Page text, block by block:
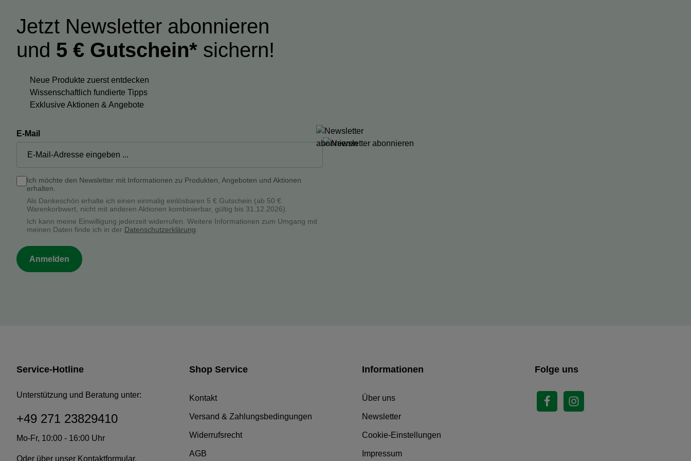
Jetzt Newsletter abonnieren
und 5 € Gutschein* sichern!
Neue Produkte zuerst entdecken
Wissenschaftlich fundierte Tipps
Exklusive Aktionen & Angebote
E-Mail
Ich möchte den Newsletter mit Informationen zu Produkten, Angeboten und Aktionen
erhalten.
Als Dankeschön erhalte ich einen einmalig einlösbaren 5 € Gutschein (ab 50 €
Warenkorbwert, nicht mit anderen Aktionen kombinierbar, gültig bis 31.12.2026).
Ich kann meine Einwilligung jederzeit widerrufen. Weitere Informationen zum Umgang mit
meinen Daten finde ich in der Datenschutzerklärung.
Anmelden
Service-Hotline
Unterstützung und Beratung unter:
+49 271 23829410
Mo-Fr, 10:00 - 16:00 Uhr
Oder über unser Kontaktformular.
Shop Service
Kontakt
Versand & Zahlungsbedingungen
Widerrufsrecht
AGB
Informationen
Über uns
Newsletter
Cookie-Einstellungen
Impressum
Folge uns